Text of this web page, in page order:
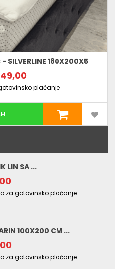
SILVERLINE 180X200X5
plaćanje
LIN SA ...
za gotovinsko plaćanje
100X200 CM ...
za gotovinsko plaćanje